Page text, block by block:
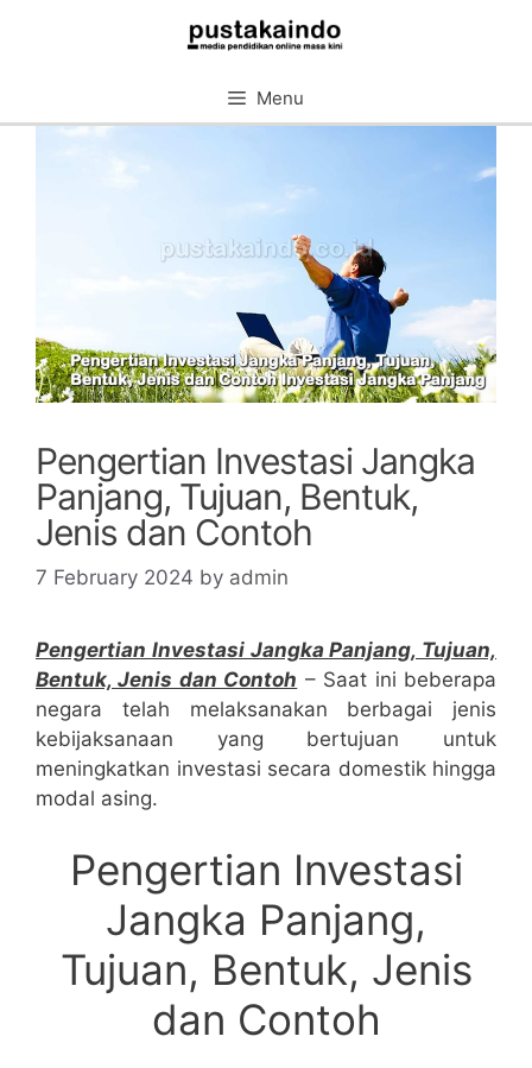
Menu
Pengertian Investasi Jangka
Panjang, Tujuan, Bentuk,
Jenis dan Contoh
7 February 2024 by admin
Pengertian Investasi Jangka Panjang, Tujuan,
Bentuk, Jenis dan Contoh – Saat ini beberapa
negara telah melaksanakan berbagai jenis
kebijaksanaan yang bertujuan untuk
meningkatkan investasi secara domestik hingga
modal asing.
Pengertian Investasi
Jangka Panjang,
Tujuan, Bentuk, Jenis
dan Contoh